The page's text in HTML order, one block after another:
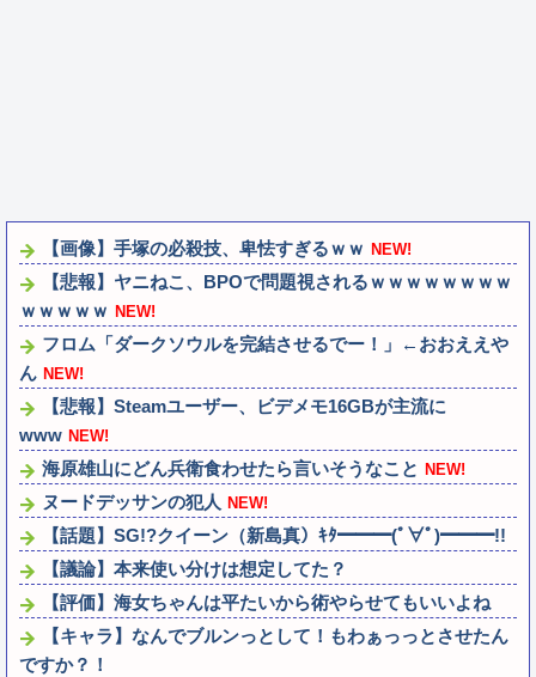
【画像】手塚の必殺技、卑怯すぎるｗｗ NEW!
【悲報】ヤニねこ、BPOで問題視されるｗｗｗｗｗｗｗｗ
ｗｗｗｗｗ NEW!
フロム「ダークソウルを完結させるでー！」←おおええや
ん NEW!
【悲報】Steamユーザー、ビデメモ16GBが主流に
www NEW!
海原雄山にどん兵衛食わせたら言いそうなこと NEW!
ヌードデッサンの犯人 NEW!
【話題】SG!?クイーン（新島真）ｷﾀ━━━(ﾟ∀ﾟ)━━━!!
【議論】本来使い分けは想定してた？
【評価】海女ちゃんは平たいから術やらせてもいいよね
【キャラ】なんでブルンっとして！もわぁっっとさせたん
ですか？！